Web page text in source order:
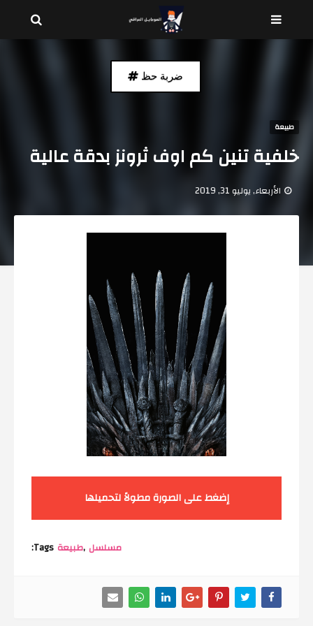
ضربة حظ
طبيعة
خلفية تنين كم اوف ثرونز بدقة عالية
الأربعاء, يوليو 31, 2019
إضغط على الصورة مطولاً لتحميلها
Tags: طبيعة مسلسل